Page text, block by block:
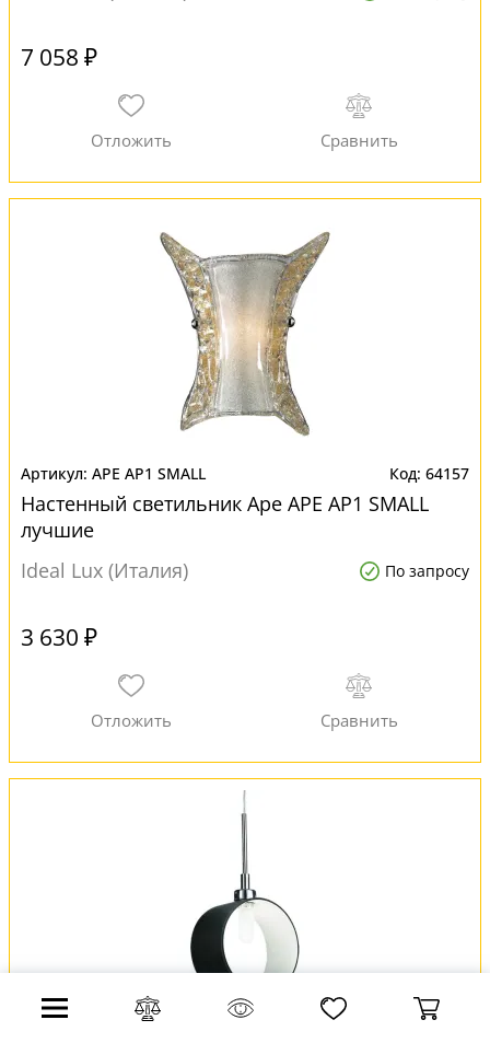
7 058 ₽
APE AP1 SMALL 64157
Настенный светильник Ape APE AP1 SMALL
лучшие
Ideal Lux (Италия)
По запросу
3 630 ₽